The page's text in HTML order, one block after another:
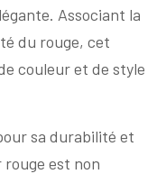
Associant la
du rouge, cet
couleur et de style
sa durabilité et
rouge est non